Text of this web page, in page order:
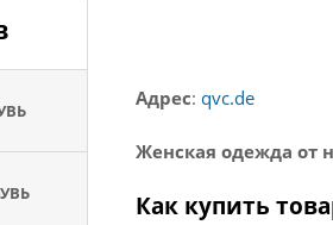
Адрес: qvc.de
Женская одежда от
Как купить